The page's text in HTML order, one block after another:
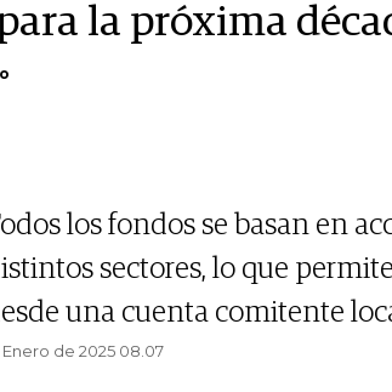
la próxima
los fondos se basan en
sectores, lo que
una cuenta comitente
Enero de 2025 08.07